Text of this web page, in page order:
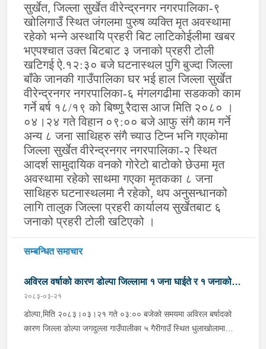
सुर्खेत, जिल्ला सुर्खेत वीरेन्द्रनगर नगरपालिका-९
खोलिगाउँ स्थित जंगलमा पुरुष व्यक्ति मृत अवस्थामा
रहेको भन्ने अस्थायि प्रहरी बिट लाटिकोईलीमा खबर
भएपश्चात उक्त बिटबाट ३ जनाको प्रहरी टोली
खटिगई ऐ.१२:३० बजे घटनास्थल पुगि बुज्दा जिल्ला
बाँके जानकी गाउँपालिका घर भई हाल जिल्ला सुर्खेत
वीरेन्द्रनगर नगरपालिका-६ मंगलगढीमा सडकको काम
गर्ने बर्ष १८/१९ को बिष्णु रैदास आज मिति २०८० ।
०४।२४ गते विहान ०९:०० बजे आफु संगै काम गर्ने
अन्य ८ जना साथिहरु संगै च्याउ टिप्न भनि गएकोमा
जिल्ला सुर्खेत वीरेन्द्रनगर नगरपालिका-२ स्थित
आदर्श सामुदायिक वनको गोरेटो बाटोको छेउमा मृत
अवस्थामा रहेको साथमा गएका मृतकका ८ जना
साथिहरु घटनास्थलमा नै रहेको, थप अनुसन्धानको
लागि तालुक जिल्ला प्रहरी कार्यालय सुर्खेतबाट ६
जनाको प्रहरी टोली खटिएको ।
सम्बन्धित समाचार
अविरल वर्षाको कारण डोल्पा जिल्लामा १ जना घाईते र १ जनाको
मृत्यु
२०८३-०३-२१
डोल्पा,मिति २०८३।०३।२१ गते ०३:०० बजेको समयमा अविरल बर्षादको
कारण जिल्ला डोल्पा जगदुल्ला गाउँपालीका ५ गैरीगाउँ स्थित धुलाखोलामा